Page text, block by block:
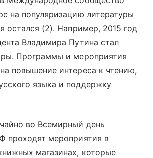
на популяризацию литературы
остался (2). Например, 2015 год
Владимира Путина стал
Программы и мероприятия
повышение интереса к чтению,
языка и поддержку
во Всемирный день
проходят мероприятия в
магазинах, которые